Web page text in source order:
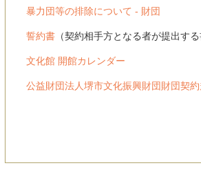
暴力団等の排除について - 財団
誓約書（契約相手方となる者が提出する
文化館 開館カレンダー
公益財団法人堺市文化振興財団財団契約